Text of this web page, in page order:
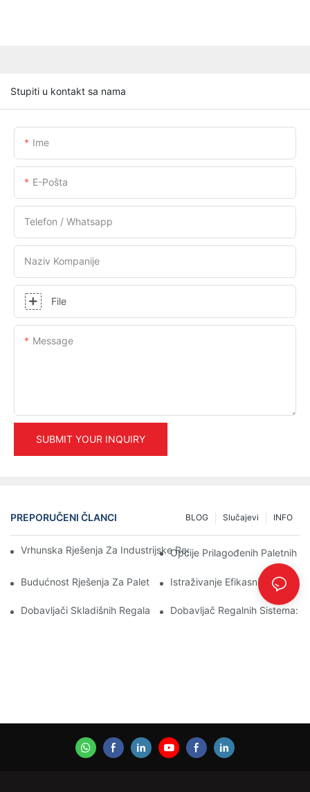
Stupiti u kontakt sa nama
Ime
E-Pošta
Telefon / Whatsapp
Naziv Kompanije
File
Message
SUBMIT YOUR INQUIRY
PREPORUČENI ČLANCI INFO
Slučajevi
BLOG
Vrhunska Rješenja Za Industrijske Regale Za Efikasno
Opcije Prilagođenih Paletnih
Budućnost Rješenja Za Paletne Regale: Trendovi I Inovacije
Istraživanje Efikasnih
Dobavljači Skladišnih Regala: Na Šta Treba Obratiti Pažnju
Dobavljač Regalnih Sistema: